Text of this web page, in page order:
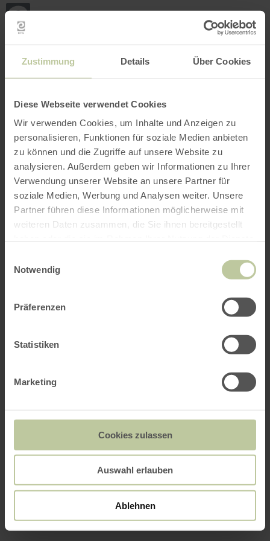
Zustimmung Details Über Cookies
Diese Webseite verwendet Cookies
Wir verwenden Cookies, um Inhalte und Anzeigen zu
personalisieren, Funktionen für soziale Medien anbieten
zu können und die Zugriffe auf unsere Website zu
analysieren. Außerdem geben wir Informationen zu Ihrer
Verwendung unserer Website an unsere Partner für
soziale Medien, Werbung und Analysen weiter. Unsere
Partner führen diese Informationen möglicherweise mit
weiteren Daten zusammen, die Sie ihnen bereitgestellt
Notwendig
Präferenzen
Statistiken
Marketing
Cookies zulassen
Auswahl erlauben
Ablehnen
Skip to main content
Skip to main navigation
Back
to
home
page
SEARCH MENU
The leisure activities listed below have been
posted on the Regiondo booking platform by the
provider Tourist-Information Kelberg is solely
responsible for the content.